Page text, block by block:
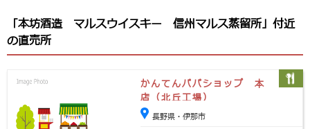
「本坊酒造 マルスウイスキー 信州マルス蒸留所」付近
の直売所
かんてんパパショップ 本
店（北丘工場）
長野県・伊那市